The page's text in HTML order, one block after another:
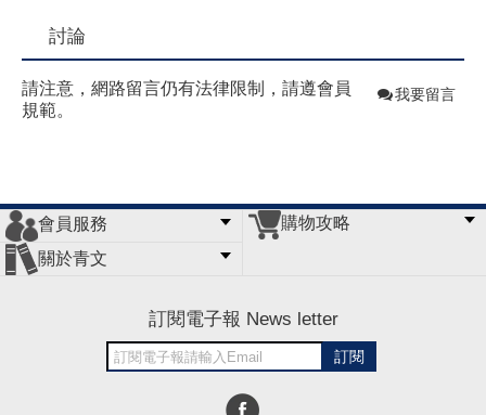
討論
請注意，網路留言仍有法律限制，請遵會員
規範。
我要留言
會員服務
會員辦法
客服信箱
隱私條款
網站導覽
購物攻略
關於青文
訂閱電子報 News letter
訂閱